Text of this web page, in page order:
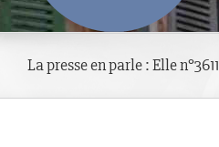
La presse en parle : Elle n°3611